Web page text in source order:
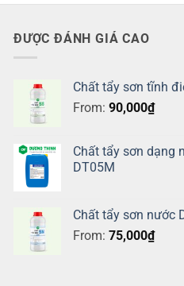
ĐƯỢC ĐÁNH GIÁ CAO
Chất tẩy sơn tĩnh
From: 90,000₫
Chất tẩy sơn dạng
DT05M
Chất tẩy sơn nước
From: 75,000₫